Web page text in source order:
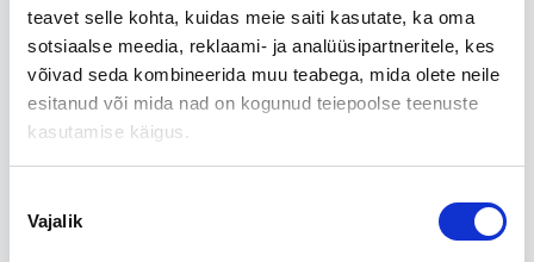
teavet selle kohta, kuidas meie saiti kasutate, ka oma
sotsiaalse meedia, reklaami- ja analüüsipartneritele, kes
võivad seda kombineerida muu teabega, mida olete neile
esitanud või mida nad on kogunud teiepoolse teenuste
kasutamise käigus.
valik
Vajalik